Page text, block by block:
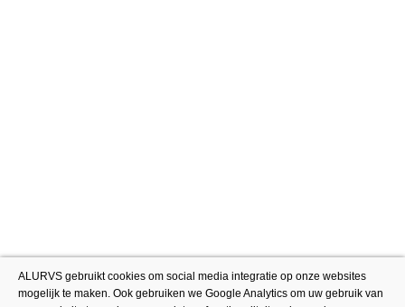
ALURVS gebruikt cookies om social media integratie op onze websites
mogelijk te maken. Ook gebruiken we Google Analytics om uw gebruik van